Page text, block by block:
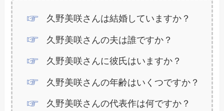
久野美咲さんは結婚していますか？
久野美咲さんの夫は誰ですか？
久野美咲さんに彼氏はいますか？
久野美咲さんの年齢はいくつですか？
久野美咲さんの代表作は何ですか？